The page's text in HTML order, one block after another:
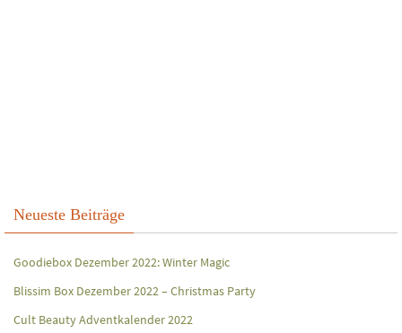
Neueste Beiträge
Goodiebox Dezember 2022: Winter Magic
Blissim Box Dezember 2022 – Christmas Party
Cult Beauty Adventkalender 2022